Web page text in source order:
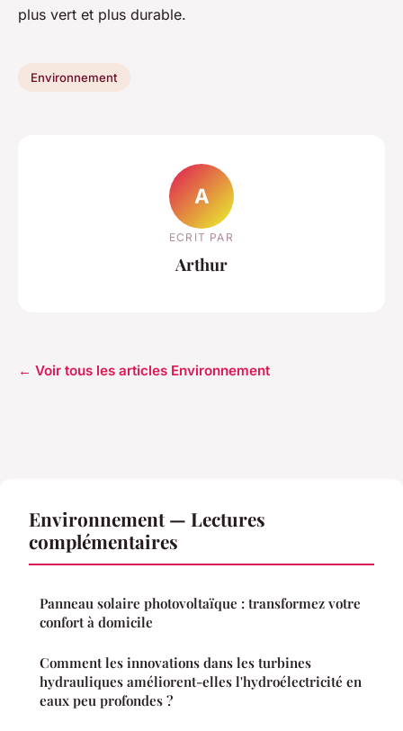
plus vert et plus durable.
Environnement
A
ECRIT PAR
Arthur
← Voir tous les articles Environnement
Environnement — Lectures
complémentaires
Panneau solaire photovoltaïque : transformez votre
confort à domicile
Comment les innovations dans les turbines
hydrauliques améliorent-elles l'hydroélectricité en
eaux peu profondes ?